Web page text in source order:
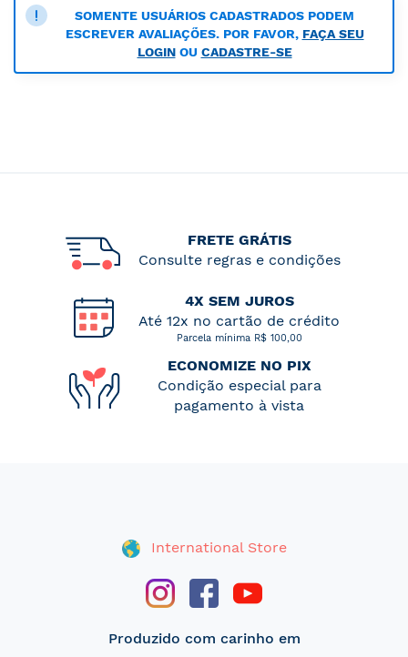
SOMENTE USUÁRIOS CADASTRADOS PODEM
ESCREVER AVALIAÇÕES. POR FAVOR, FAÇA SEU
LOGINOU CADASTRE-SE
FRETE GRÁTIS
Consulte regras e condições
4X SEM JUROS
Até 12x no cartão de crédito
Parcela mínima R$ 100,00
ECONOMIZE NO PIX
Condição especial para
pagamento à vista
International Store
Produzido com carinho em